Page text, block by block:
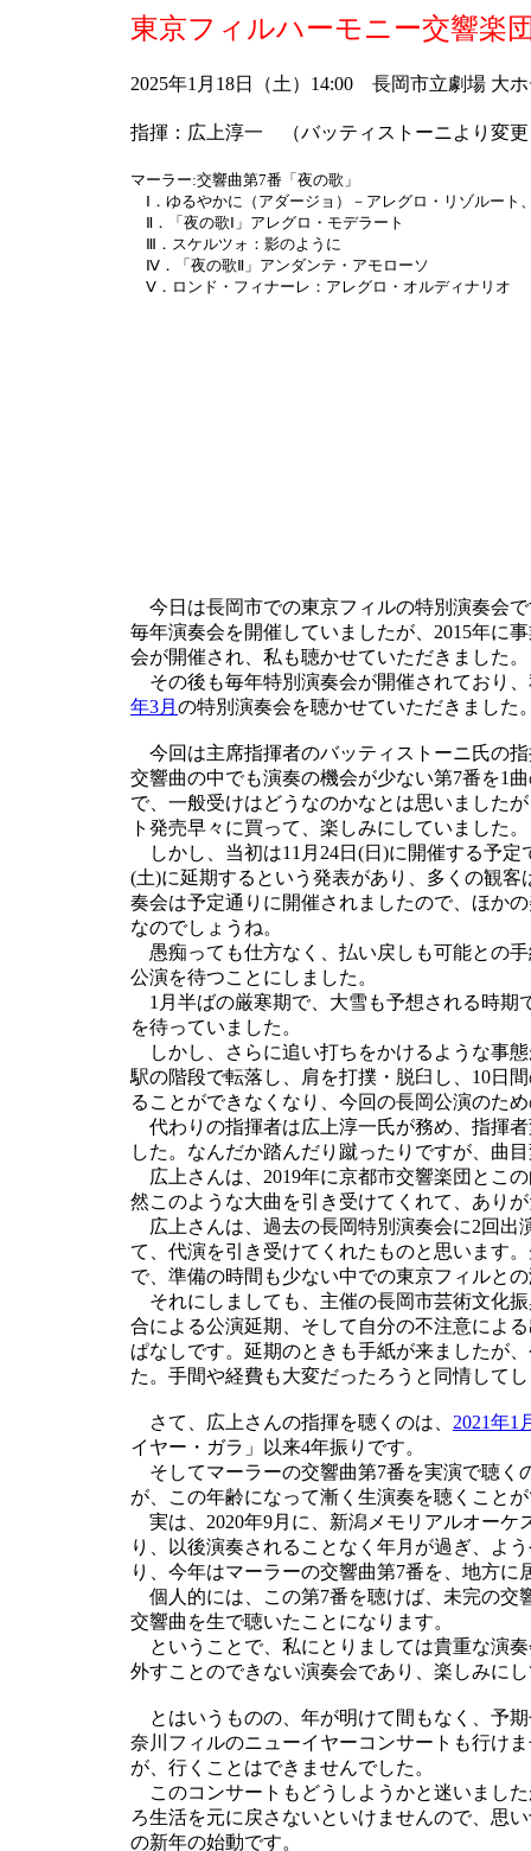
東京フィルハーモニー交響楽
2025年1月18日（土）14:00 長岡市立劇場 大
指揮：広上淳一 （バッティストーニより変
マーラー:交響曲第7番「夜の歌」
Ⅰ．ゆるやかに（アダージョ）－アレグロ・リゾルート
Ⅱ．「夜の歌Ⅰ」アレグロ・モデラート
Ⅲ．スケルツォ：影のように
Ⅳ．「夜の歌Ⅱ」アンダンテ・アモローソ
Ⅴ．ロンド・フィナーレ：アレグロ・オルディナリオ
今日は長岡市での東京フィルの特別演奏会
毎年演奏会を開催していましたが、2015年に
会が開催され、私も聴かせていただきました。
その後も毎年特別演奏会が開催されており
年3月 の特別演奏会を聴かせていただきました
今回は主席指揮者のバッティストーニ氏の
交響曲の中でも演奏の機会が少ない第7番を1
で、一般受けはどうなのかなとは思いました
ト発売早々に買って、楽しみにしていました。
しかし、当初は11月24日(日)に開催する予定
(土)に延期するという発表があり、多くの観
奏会は予定通りに開催されましたので、ほか
なのでしょうね。
愚痴っても仕方なく、払い戻しも可能との
公演を待つことにしました。
1月半ばの厳寒期で、大雪も予想される時期
を待っていました。
しかし、さらに追い打ちをかけるような事
駅の階段で転落し、肩を打撲・脱臼し、10日
ることができなくなり、今回の長岡公演のた
代わりの指揮者は広上淳一氏が務め、指揮
した。なんだか踏んだり蹴ったりですが、曲
広上さんは、2019年に京都市交響楽団とこ
然このような大曲を引き受けてくれて、あり
広上さんは、過去の長岡特別演奏会に2回出
て、代演を引き受けてくれたものと思います
で、準備の時間も少ない中での東京フィルと
それにしましても、主催の長岡市芸術文化
合による公演延期、そして自分の不注意によ
ぱなしです。延期のときも手紙が来ましたが
た。手間や経費も大変だったろうと同情して
さて、広上さんの指揮を聴くのは、 2021年1
イヤー・ガラ」以来4年振りです。
そしてマーラーの交響曲第7番を実演で聴く
が、この年齢になって漸く生演奏を聴くこと
実は、2020年9月に、新潟メモリアルオーケ
り、以後演奏されることなく年月が過ぎ、よ
り、今年はマーラーの交響曲第7番を、地方
個人的には、この第7番を聴けば、未完の交
交響曲を生で聴いたことになります。
ということで、私にとりましては貴重な演
外すことのできない演奏会であり、楽しみに
とはいうものの、年が明けて間もなく、予
奈川フィルのニューイヤーコンサートも行け
が、行くことはできませんでした。
このコンサートもどうしようかと迷いまし
ろ生活を元に戻さないといけませんので、思
の新年の始動です。